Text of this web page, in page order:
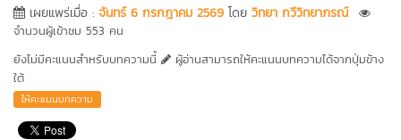
เผยแพร่เมื่อ : จันทร์ 6 กรกฎาคม 2569 โดย วิทยา กวีวิทยาภรณ์
จำนวนผู้เข้าชม 553 คน
ยังไม่มีคะแนนสำหรับบทความนี้
ผู้อ่านสามารถให้คะแนนบทความได้จากปุ่มข้าง
ใต้
ให้คะแนนบทความ